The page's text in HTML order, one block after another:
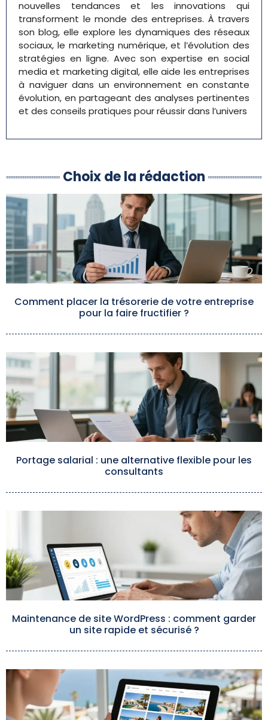
nouvelles tendances et les innovations qui
transforment le monde des entreprises. À travers
son blog, elle explore les dynamiques des réseaux
sociaux, le marketing numérique, et l’évolution des
stratégies en ligne. Avec son expertise en social
media et marketing digital, elle aide les entreprises
à naviguer dans un environnement en constante
évolution, en partageant des analyses pertinentes
et des conseils pratiques pour réussir dans l’univers
Choix de la rédaction
Comment placer la trésorerie de votre entreprise
pour la faire fructifier ?
Portage salarial : une alternative flexible pour les
consultants
Maintenance de site WordPress : comment garder
un site rapide et sécurisé ?